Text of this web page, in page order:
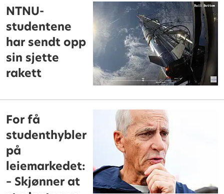
NTNU-
studentene
har sendt opp
sin sjette
rakett
For få
studenthybler
på
leiemarkedet:
– Skjønner at